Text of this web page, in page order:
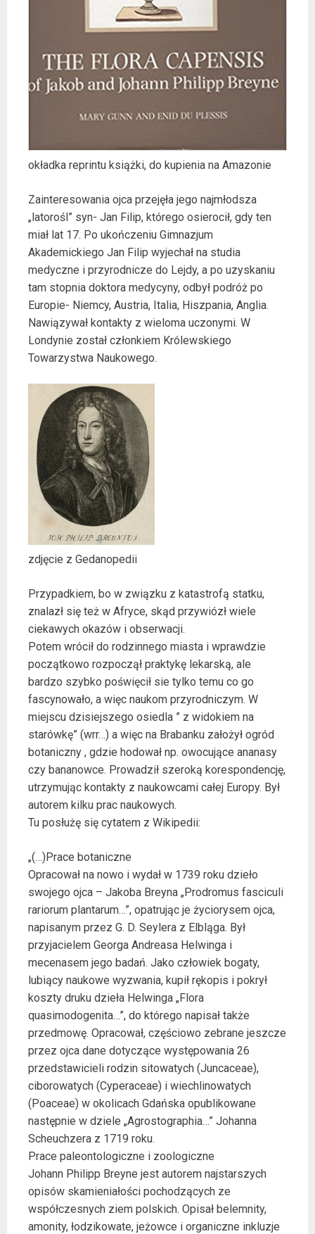
okładka reprintu książki, do kupienia na Amazonie
Zainteresowania ojca przejęła jego najmłodsza
„latorośl” syn- Jan Filip, którego osierocił, gdy ten
miał lat 17. Po ukończeniu Gimnazjum
Akademickiego Jan Filip wyjechał na studia
medyczne i przyrodnicze do Lejdy, a po uzyskaniu
tam stopnia doktora medycyny, odbył podróż po
Europie- Niemcy, Austria, Italia, Hiszpania, Anglia.
Nawiązywał kontakty z wieloma uczonymi. W
Londynie został członkiem Królewskiego
Towarzystwa Naukowego.
zdjęcie z Gedanopedii
Przypadkiem, bo w związku z katastrofą statku,
znalazł się też w Afryce, skąd przywiózł wiele
ciekawych okazów i obserwacji.
Potem wrócił do rodzinnego miasta i wprawdzie
początkowo rozpoczął praktykę lekarską, ale
bardzo szybko poświęcił sie tylko temu co go
fascynowało, a więc naukom przyrodniczym. W
miejscu dzisiejszego osiedla ” z widokiem na
starówkę” (wrr…) a więc na Brabanku założył ogród
botaniczny , gdzie hodował np. owocujące ananasy
czy bananowce. Prowadził szeroką korespondencję,
utrzymując kontakty z naukowcami całej Europy. Był
autorem kilku prac naukowych.
Tu posłużę się cytatem z Wikipedii:
„(…)Prace botaniczne
Opracował na nowo i wydał w 1739 roku dzieło
swojego ojca – Jakoba Breyna „Prodromus fasciculi
rariorum plantarum…”, opatrując je życiorysem ojca,
napisanym przez G. D. Seylera z Elbląga. Był
przyjacielem Georga Andreasa Helwinga i
mecenasem jego badań. Jako człowiek bogaty,
lubiący naukowe wyzwania, kupił rękopis i pokrył
koszty druku dzieła Helwinga „Flora
quasimodogenita…”, do którego napisał także
przedmowę. Opracował, częściowo zebrane jeszcze
przez ojca dane dotyczące występowania 26
przedstawicieli rodzin sitowatych (Juncaceae),
ciborowatych (Cyperaceae) i wiechlinowatych
(Poaceae) w okolicach Gdańska opublikowane
następnie w dziele „Agrostographia…” Johanna
Scheuchzera z 1719 roku.
Prace paleontologiczne i zoologiczne
Johann Philipp Breyne jest autorem najstarszych
opisów skamieniałości pochodzących ze
współczesnych ziem polskich. Opisał belemnity,
amonity, łodzikowate, jeżowce i organiczne inkluzje